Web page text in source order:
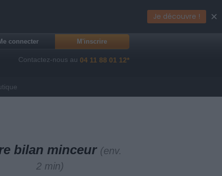
connecter M'inscrire
Contactez-nous au 04 11 88 01 12*
bilan minceur (env.
2 min)
Je découvre ! ×